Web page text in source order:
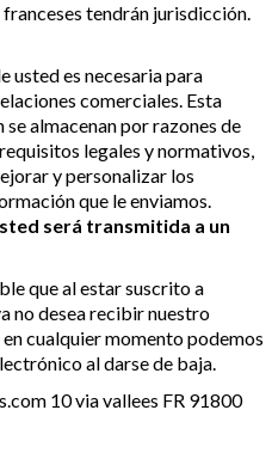
tendrán jurisdicción.
usted es necesaria para
comerciales. Esta
almacenan por razones de
legales y normativos,
y personalizar los
que le enviamos.
será transmitida a un
que al estar suscrito a
no desea recibir nuestro
cualquier momento podemos
al darse de baja.
10 via vallees FR 91800